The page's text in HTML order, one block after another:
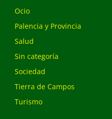
Ocio
Palencia y Provincia
Salud
Sin categoría
Sociedad
Tierra de Campos
Turismo